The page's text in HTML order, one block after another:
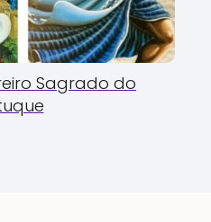
Sagrado do